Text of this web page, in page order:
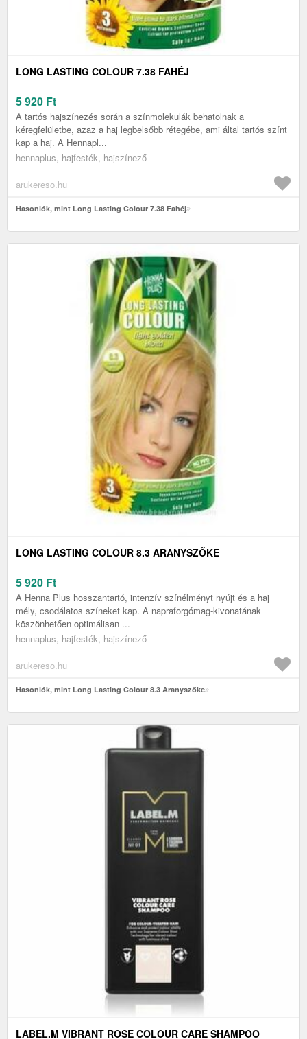
LONG LASTING COLOUR 7.38 FAHÉJ
5 920 Ft
A tartós hajszínezés során a színmolekulák behatolnak a
kéregfelületbe, azaz a haj legbelsőbb rétegébe, ami által tartós színt
kap a haj. A Hennapl...
hennaplus, hajfesték, hajszínező
arukereso.hu
Hasonlók, mint Long Lasting Colour 7.38 Fahéj
LONG LASTING COLOUR 8.3 ARANYSZŐKE
5 920 Ft
A Henna Plus hosszantartó, intenzív színélményt nyújt és a haj
mély, csodálatos színeket kap. A napraforgómag-kivonatának
köszönhetően optimálisan ...
hennaplus, hajfesték, hajszínező
arukereso.hu
Hasonlók, mint Long Lasting Colour 8.3 Aranyszőke
LABEL.M VIBRANT ROSE COLOUR CARE SHAMPOO